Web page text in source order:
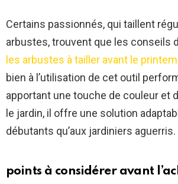
Certains passionnés, qui taillent
arbustes, trouvent que les conseils
les arbustes à tailler avant le
bien à l’utilisation de cet outil
apportant une touche de couleur et
le jardin, il offre une solution
débutants qu’aux jardiniers aguerris.
points à considérer avant